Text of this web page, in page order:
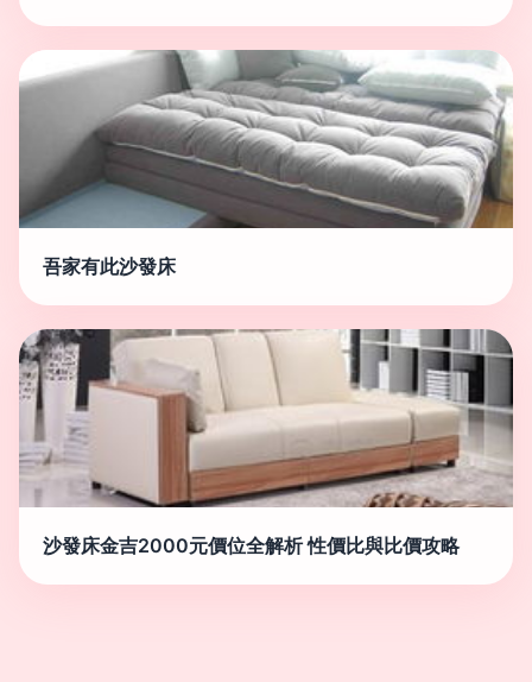
吾家有此沙發床
沙發床金吉2000元價位全解析 性價比與比價攻略